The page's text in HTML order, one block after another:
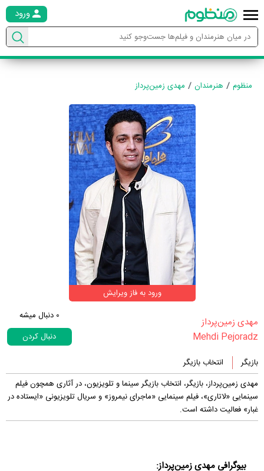
ورود
منظوم هنرمندان مهدی زمین‌پرداز
ورود به فاز ویرایش
‏مهدی زمین‌پرداز‏
Mehdi Pejoradz
0 دنبال میشه
دنبال کردن
بازیگر
انتخاب بازیگر
مهدی زمین‌پرداز، بازیگر، انتخاب بازیگر سینما و تلویزیون، در آثاری همچون فیلم
سینمایی «لاتاری»، فیلم سینمایی «ماجرای نیمروز» و سریال تلویزیونی «ایستاده در
غبار» فعالیت داشته است.
بیوگرافی مهدی زمین‌پرداز: